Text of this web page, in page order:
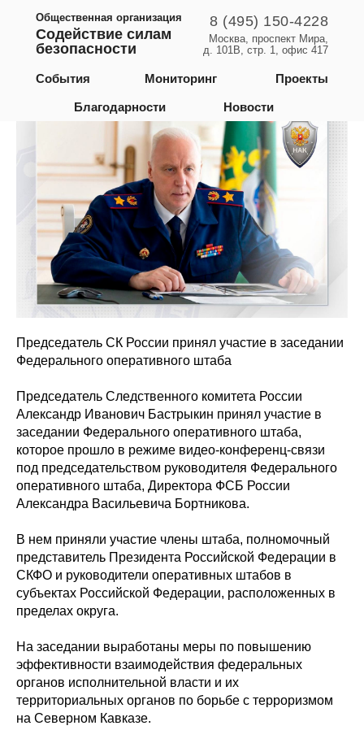
8 (495) 150-4228
Общественная организация
Содействие силам
безопасности
Мониторинг
События
Благодарности Новости
Проекты
Москва, проспект Мира,
д. 101В, стр. 1, офис 417
Российская Федерация
Председатель СК России принял участие в заседании
Федерального оперативного штаба
Председатель Следственного комитета России
Александр Иванович Бастрыкин принял участие в
заседании Федерального оперативного штаба,
которое прошло в режиме видео-конференц-связи
под председательством руководителя Федерального
оперативного штаба, Директора ФСБ России
Александра Васильевича Бортникова.
В нем приняли участие члены штаба, полномочный
представитель Президента Российской Федерации в
СКФО и руководители оперативных штабов в
субъектах Российской Федерации, расположенных в
пределах округа.
На заседании выработаны меры по повышению
эффективности взаимодействия федеральных
органов исполнительной власти и их
территориальных органов по борьбе с терроризмом
на Северном Кавказе.